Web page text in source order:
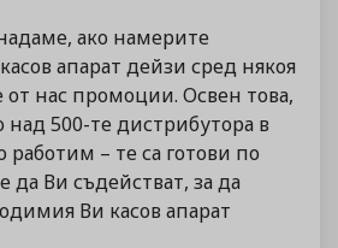
ако намерите
апарат дейзи сред някоя
от нас промоции. Освен това,
500-те дистрибутора в
работим – те са готови по
да Ви съдействат, за да
Ви касов апарат